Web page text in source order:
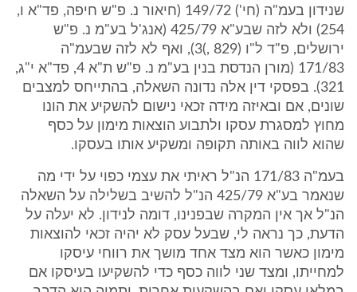
שנידון בעמ"ה (חי') 149/72 (חיאור נ. פ"ש חיפה, פד"א ו,
254) ולא לזה שבע"א 425/79 (אנג'ל בע"מ נ. פ"ש
ירושלים, פ"ד ל"ו (829 ,)3), ואף לא לזה שבעמ"ה
171/83 (מורן הנדסת בנין בע"מ נ. פ"ש ת"א 4, פד"א י"ג,
321). בפסקי דין אלה נדונה השאלה, בהתייחס למצבים
שונים, אם ובאיזה מידה זכאי נישום להשקיע את הונו
מחוץ למסגרת עסקו ולתבוע הוצאות מימון על כסף
שהוא לווה באותה תקופה ומשקיע אותו בעסקו.
בעמ"ה 171/83 הנ"ל ראיתי את עצמי כפוי על ידי מה
שנאמר בע"א 425/79 הנ"ל להשיב בשלילה על השאלה
הנ"ל אך אין המקרה שבפנינו, דומה לנידון. לא יעלה על
הדעת, כך נראה לי, שבעל עסק לא יהיה זכאי להוצאות
מימון כאשר הוא מצד אחד מושך את רווחי עיסקו
למחייתו, ומצד שני לווה כסף כדי להשקיעו בעיסקו אם